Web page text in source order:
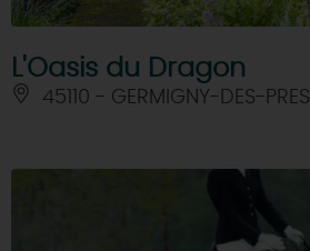
L'Oasis du Dragon
45110 - GERMIGNY-DES-PRES